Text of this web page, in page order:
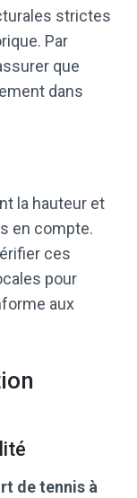
strictes
Par
que
dans
la hauteur et
en compte.
ces
pour
aux
de tennis à